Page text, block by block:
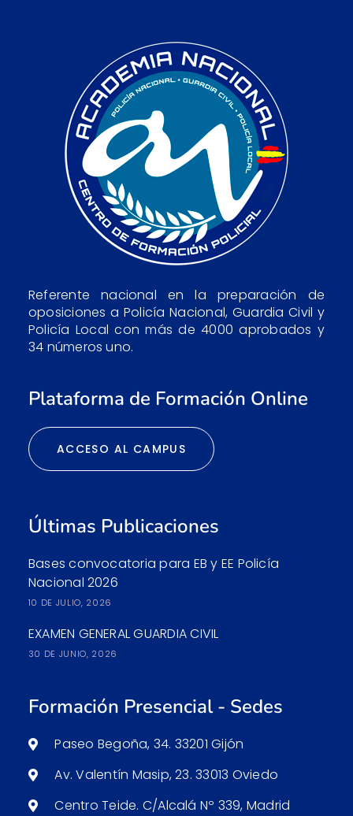
Referente nacional en la preparación de
oposiciones a Policía Nacional, Guardia Civil y
Policía Local con más de 4000 aprobados y
34 números uno.
Plataforma de Formación Online
ACCESO AL CAMPUS
Últimas Publicaciones
Bases convocatoria para EB y EE Policía
Nacional 2026
10 DE JULIO, 2026
EXAMEN GENERAL GUARDIA CIVIL
30 DE JUNIO, 2026
Formación Presencial - Sedes
Paseo Begoña, 34. 33201 Gijón
Av. Valentín Masip, 23. 33013 Oviedo
Centro Teide. C/Alcalá Nº 339, Madrid